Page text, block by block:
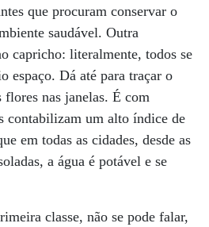
que procuram conservar o
saudável. Outra
capricho: literalmente, todos se
espaço. Dá até para traçar o
nas janelas. É com
contabilizam um alto índice de
em todas as cidades, desde as
a água é potável e se
classe, não se pode falar,